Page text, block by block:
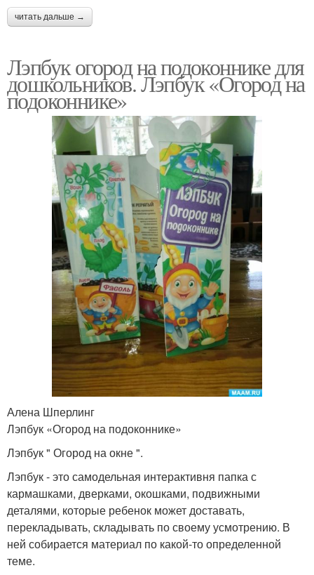
читать дальше →
Лэпбук огород на подоконнике для
дошкольников. Лэпбук «Огород на
подоконнике»
Алена Шперлинг
Лэпбук «Огород на подоконнике»
Лэпбук " Огород на окне ".
Лэпбук - это самодельная интерактивня папка с
кармашками, дверками, окошками, подвижными
деталями, которые ребенок может доставать,
перекладывать, складывать по своему усмотрению. В
ней собирается материал по какой-то определенной
теме.